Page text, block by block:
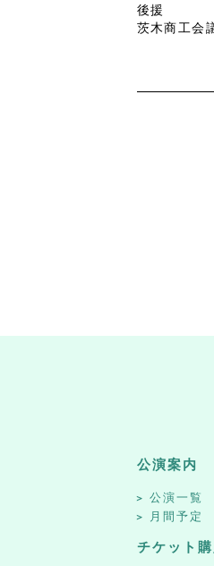
後援
茨木商工会
公演案内
公演一覧
月間予定
チケット